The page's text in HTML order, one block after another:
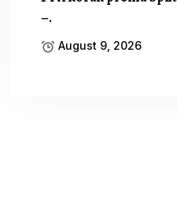
–.
August 9, 2026